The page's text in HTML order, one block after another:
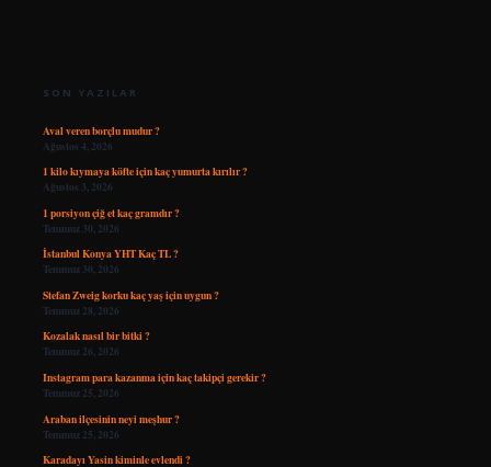
SON YAZILAR
Aval veren borçlu mudur ?
Ağustos 4, 2026
1 kilo kıymaya köfte için kaç yumurta kırılır ?
Ağustos 3, 2026
1 porsiyon çiğ et kaç gramdır ?
Temmuz 30, 2026
İstanbul Konya YHT Kaç TL ?
Temmuz 30, 2026
Stefan Zweig korku kaç yaş için uygun ?
Temmuz 28, 2026
Kozalak nasıl bir bitki ?
Temmuz 26, 2026
Instagram para kazanma için kaç takipçi gerekir ?
Temmuz 25, 2026
Araban ilçesinin neyi meşhur ?
Temmuz 25, 2026
Karadayı Yasin kiminle evlendi ?